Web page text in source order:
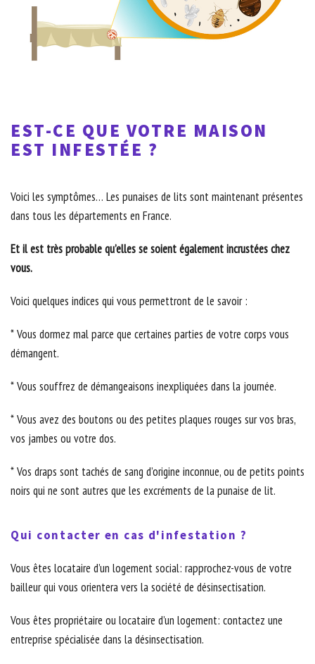
EST-CE QUE VOTRE MAISON
EST INFESTÉE ?
Voici les symptômes… Les punaises de lits sont maintenant présentes
dans tous les départements en France.
Et il est très probable qu’elles se soient également incrustées chez
vous.
Voici quelques indices qui vous permettront de le savoir :
* Vous dormez mal parce que certaines parties de votre corps vous
démangent.
* Vous souffrez de démangeaisons inexpliquées dans la journée.
* Vous avez des boutons ou des petites plaques rouges sur vos bras,
vos jambes ou votre dos.
* Vos draps sont tachés de sang d’origine inconnue, ou de petits points
noirs qui ne sont autres que les excréments de la punaise de lit.
Qui contacter en cas d'infestation ?
Vous êtes locataire d’un logement social: rapprochez-vous de votre
bailleur qui vous orientera vers la société de désinsectisation.
Vous êtes propriétaire ou locataire d’un logement: contactez une
entreprise spécialisée dans la désinsectisation.